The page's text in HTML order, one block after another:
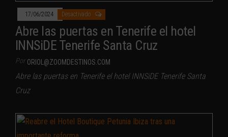
17/06/2024 Desactivado
Abre las puertas en Tenerife el hotel
INNSiDE Tenerife Santa Cruz
Por ORIOL@ZOOMDESTINOS.COM
Abre las puertas en Tenerife el hotel INNSiDE Tenerife Santa
Cruz